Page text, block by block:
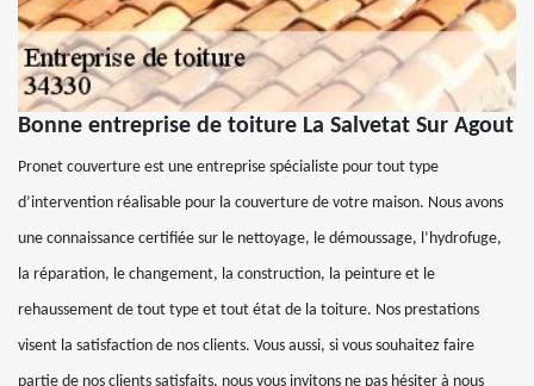
Bonne entreprise de toiture La Salvetat Sur Agout
Pronet couverture est une entreprise spécialiste pour tout type
d’intervention réalisable pour la couverture de votre maison. Nous avons
une connaissance certifiée sur le nettoyage, le démoussage, l’hydrofuge,
la réparation, le changement, la construction, la peinture et le
rehaussement de tout type et tout état de la toiture. Nos prestations
visent la satisfaction de nos clients. Vous aussi, si vous souhaitez faire
partie de nos clients satisfaits, nous vous invitons ne pas hésiter à nous